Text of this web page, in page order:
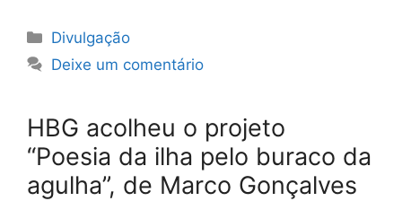
Categorias
Divulgação
Deixe um comentário
HBG acolheu o projeto
“Poesia da ilha pelo buraco da
agulha”, de Marco Gonçalves